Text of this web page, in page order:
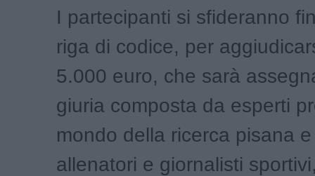
I partecipanti si sfideranno
riga di codice, per
5.000 euro, che sarà
giuria composta da esperti
mondo della ricerca pisana
allenatori e giornalisti